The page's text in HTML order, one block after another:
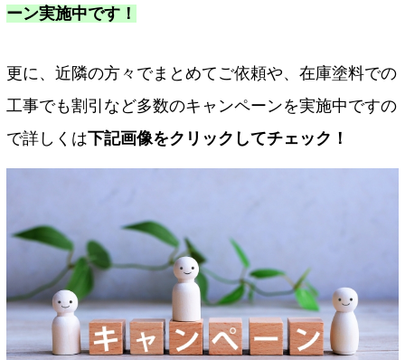
ーン実施中です！
更に、近隣の方々でまとめてご依頼や、在庫塗料での
工事でも割引など多数のキャンペーンを実施中ですの
で詳しくは下記画像をクリックしてチェック！